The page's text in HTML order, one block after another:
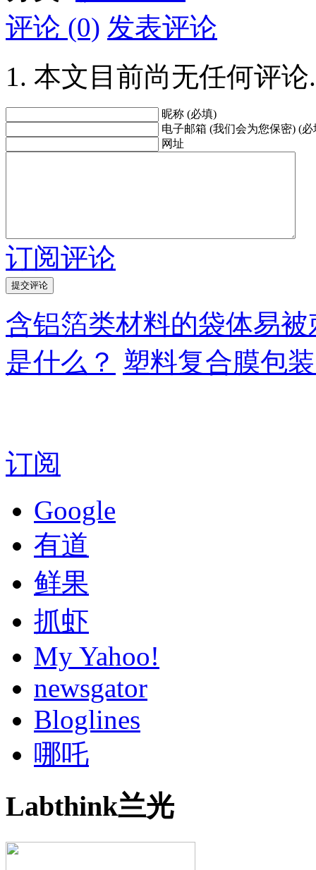
评论 (0) 发表评论
本文目前尚无任何评论.
昵称 (必填)
电子邮箱 (我们会为您保密) (必
网址
订阅评论
含铝箔类材料的袋体易
是什么？ 塑料复合膜包
订阅
Google
有道
鲜果
抓虾
My Yahoo!
newsgator
Bloglines
哪吒
Labthink兰光